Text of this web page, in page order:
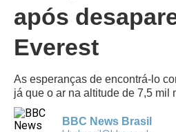
após
Everest
As esperanças de encontrá-lo
já que o ar na altitude de 7,5 mil
BBC News Brasil